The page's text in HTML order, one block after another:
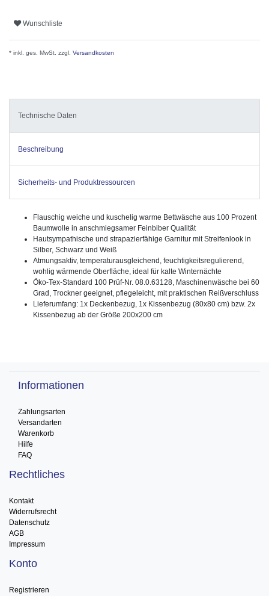
Wunschliste
* inkl. ges. MwSt. zzgl. Versandkosten
Technische Daten
Beschreibung
Sicherheits- und Produktressourcen
Flauschig weiche und kuschelig warme Bettwäsche aus 100 Prozent
Baumwolle in anschmiegsamer Feinbiber Qualität
Hautsympathische und strapazierfähige Garnitur mit Streifenlook in
Silber, Schwarz und Weiß
Atmungsaktiv, temperaturausgleichend, feuchtigkeitsregulierend,
wohlig wärmende Oberfläche, ideal für kalte Winternächte
Öko-Tex-Standard 100 Prüf-Nr. 08.0.63128, Maschinenwäsche bei 60
Grad, Trockner geeignet, pflegeleicht, mit praktischen Reißverschluss
Lieferumfang: 1x Deckenbezug, 1x Kissenbezug (80x80 cm) bzw. 2x
Kissenbezug ab der Größe 200x200 cm
Informationen
Zahlungsarten
Versandarten
Warenkorb
Hilfe
FAQ
Rechtliches
Kontakt
Widerrufsrecht
Datenschutz
AGB
Impressum
Konto
Registrieren